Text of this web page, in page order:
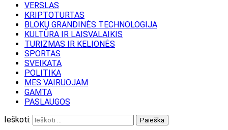
VERSLAS
KRIPTOTURTAS
BLOKŲ GRANDINĖS TECHNOLOGIJA
KULTŪRA IR LAISVALAIKIS
TURIZMAS IR KELIONĖS
SPORTAS
SVEIKATA
POLITIKA
MES VAIRUOJAM
GAMTA
PASLAUGOS
Ieškoti: